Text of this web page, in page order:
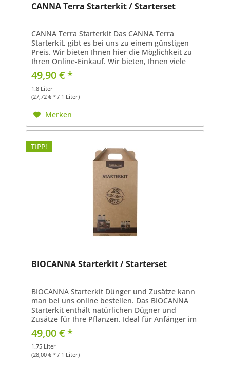
CANNA Terra Starterkit / Starterset
CANNA Terra Starterkit Das CANNA Terra
Starterkit, gibt es bei uns zu einem günstigen
Preis. Wir bieten Ihnen hier die Möglichkeit zu
Ihren Online-Einkauf. Wir bieten, Ihnen viele
Pflanzenartikel und Pflanzenzubehör in Berlin.
Unsere...
49,90 € *
1.8 Liter
(27,72 € * / 1 Liter)
Merken
TIPP!
BIOCANNA Starterkit / Starterset
BIOCANNA Starterkit Dünger und Zusätze kann
man bei uns online bestellen. Das BIOCANNA
Starterkit enthält natürlichen Dügner und
Zusätze für Ihre Pflanzen. Ideal für Anfänger im
Bereich Pflanzenzucht.100% natürliche Dünger
und Zusätze in...
49,00 € *
1.75 Liter
(28,00 € * / 1 Liter)